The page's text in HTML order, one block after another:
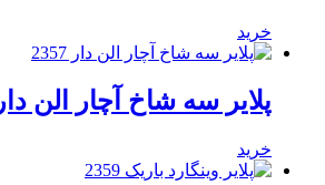
خرید
پلایر سه شاخ آچار الن دار 2357
خرید